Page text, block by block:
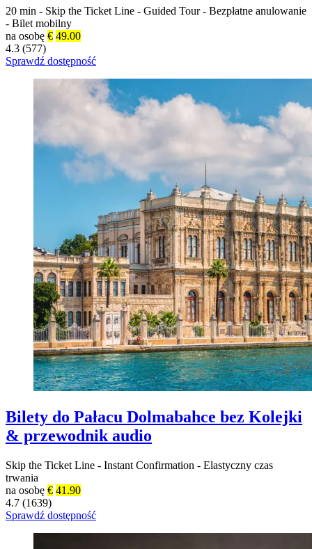
20 min - Skip the Ticket Line - Guided Tour - Bezpłatne anulowanie
- Bilet mobilny
na osobę € 49.00
4.3 (577)
Sprawdź dostępność
Bilety do Pałacu Dolmabahce bez Kolejki
& przewodnik audio
Skip the Ticket Line - Instant Confirmation - Elastyczny czas
trwania
na osobę € 41.90
4.7 (1639)
Sprawdź dostępność